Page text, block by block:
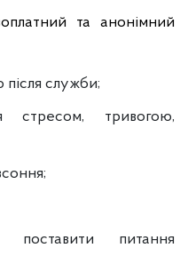
та анонімний
після служби;
стресом, тривогою,
поставити питання